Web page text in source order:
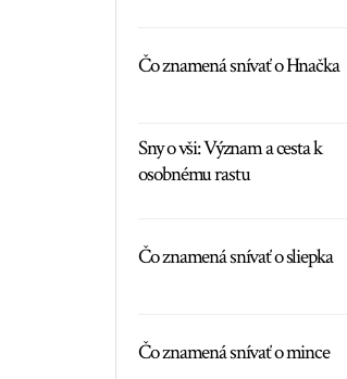
Čo znamená snívať o Hnačka
Sny o vši: Význam a cesta k
osobnému rastu
Čo znamená snívať o sliepka
Čo znamená snívať o mince